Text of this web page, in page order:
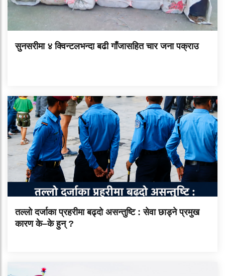
सुनसरीमा ४ क्विन्टलभन्दा बढी गाँजासहित चार जना पक्राउ
तल्लो दर्जाका प्रहरीमा बढ्दो असन्तुष्टि : सेवा छाड्ने प्रमुख
कारण के–के हुन् ?